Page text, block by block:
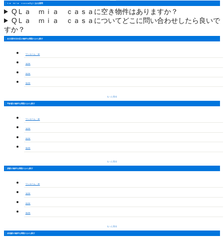
Ｌａ ｍｉａ ｃａｓａのよくある質問
QＬａ ｍｉａ ｃａｓａに空き物件はありますか？
QＬａ ｍｉａ ｃａｓａについてどこに問い合わせしたら良いで
すか？
名古屋市天白区の物件を間取りから探す
ワンルーム・1K
1LDK
2LDK
3LDK
もっと見る
平針駅の物件を間取りから探す
ワンルーム・1K
1LDK
2LDK
3LDK
もっと見る
原駅の物件を間取りから探す
ワンルーム・1K
1LDK
2LDK
3LDK
もっと見る
赤池駅の物件を間取りから探す